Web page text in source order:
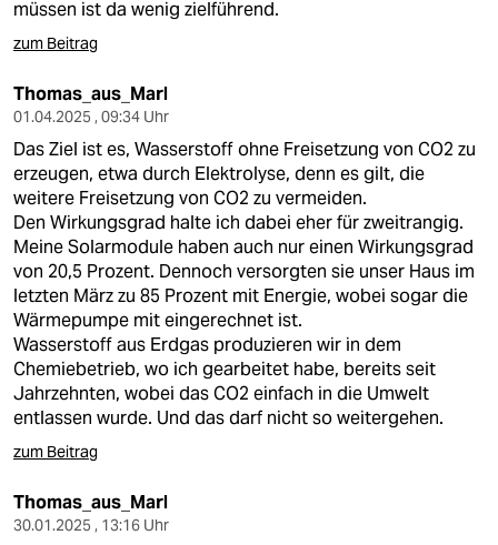
müssen ist da wenig zielführend.
zum Beitrag
Thomas_aus_Marl
01.04.2025 , 09:34 Uhr
Das Ziel ist es, Wasserstoff ohne Freisetzung von CO2 zu
erzeugen, etwa durch Elektrolyse, denn es gilt, die
weitere Freisetzung von CO2 zu vermeiden.
Den Wirkungsgrad halte ich dabei eher für zweitrangig.
Meine Solarmodule haben auch nur einen Wirkungsgrad
von 20,5 Prozent. Dennoch versorgten sie unser Haus im
letzten März zu 85 Prozent mit Energie, wobei sogar die
Wärmepumpe mit eingerechnet ist.
Wasserstoff aus Erdgas produzieren wir in dem
Chemiebetrieb, wo ich gearbeitet habe, bereits seit
Jahrzehnten, wobei das CO2 einfach in die Umwelt
entlassen wurde. Und das darf nicht so weitergehen.
zum Beitrag
Thomas_aus_Marl
30.01.2025 , 13:16 Uhr